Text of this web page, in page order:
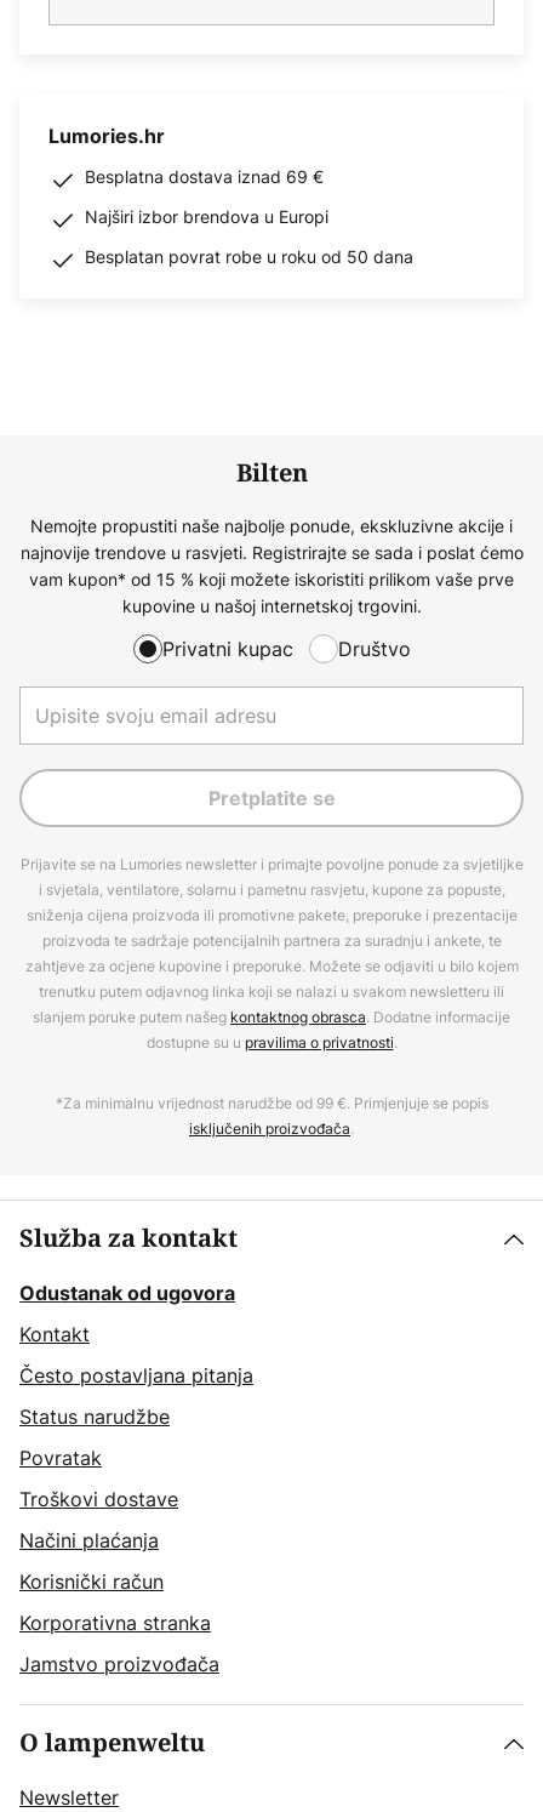
Lumories.hr
Besplatna dostava iznad 69 €
Najširi izbor brendova u Europi
Besplatan povrat robe u roku od 50 dana
Bilten
Nemojte propustiti naše najbolje ponude, ekskluzivne akcije i
najnovije trendove u rasvjeti. Registrirajte se sada i poslat ćemo
vam kupon* od 15 % koji možete iskoristiti prilikom vaše prve
kupovine u našoj internetskoj trgovini.
Privatni kupac Društvo
Pretplatite se
Prijavite se na Lumories newsletter i primajte povoljne ponude za svjetiljke
i svjetala, ventilatore, solarnu i pametnu rasvjetu, kupone za popuste,
sniženja cijena proizvoda ili promotivne pakete, preporuke i prezentacije
proizvoda te sadržaje potencijalnih partnera za suradnju i ankete, te
zahtjeve za ocjene kupovine i preporuke. Možete se odjaviti u bilo kojem
trenutku putem odjavnog linka koji se nalazi u svakom newsletteru ili
slanjem poruke putem našeg kontaktnog obrasca. Dodatne informacije
dostupne su u pravilima o privatnosti.
*Za minimalnu vrijednost narudžbe od 99 €. Primjenjuje se popis
isključenih proizvođača.
Služba za kontakt
Odustanak od ugovora
Kontakt
Često postavljana pitanja
Status narudžbe
Povratak
Troškovi dostave
Načini plaćanja
Korisnički račun
Korporativna stranka
Jamstvo proizvođača
O lampenweltu
Newsletter